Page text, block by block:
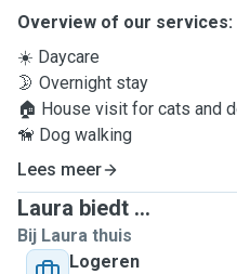
Overview of our services:
☀️ Daycare
🌛 Overnight stay
🏠 House visit for cats and
🦮 Dog walking
Lees meer
Laura biedt ...
Bij Laura thuis
Logeren